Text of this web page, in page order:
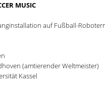
MUSIC
auf Fußball-
(amtierender Weltmeister)
Kassel